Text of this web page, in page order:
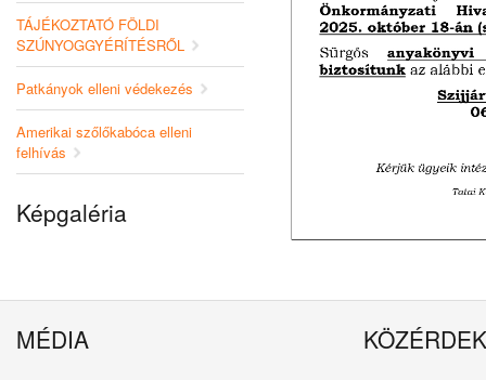
TÁJÉKOZTATÓ FÖLDI
SZÚNYOGGYÉRÍTÉSRŐL
Patkányok elleni védekezés
Amerikai szőlőkabóca elleni
felhívás
Képgaléria
MÉDIA